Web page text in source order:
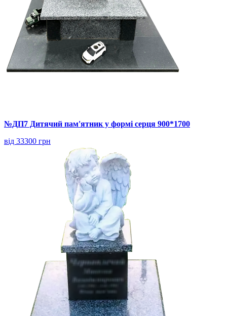
№ДП7 Дитячий пам'ятник у формі серця 900*1700
від 33300 грн